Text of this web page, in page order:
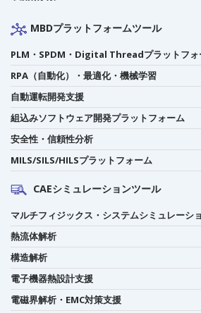
MBDプラットフォームツール
PLM・SPDM・Digital Threadプラットフォ
RPA（自動化）・最適化・機械学習
自動運転開発支援
組込みソフトウェア開発プラットフォーム
安全性・信頼性分析
MILS/SILS/HILSプラットフォーム
CAEシミュレーションツール
マルチフィジックス・システムシミュレーシ
熱流体解析
構造解析
電子機器熱設計支援
電磁界解析・EMC対策支援